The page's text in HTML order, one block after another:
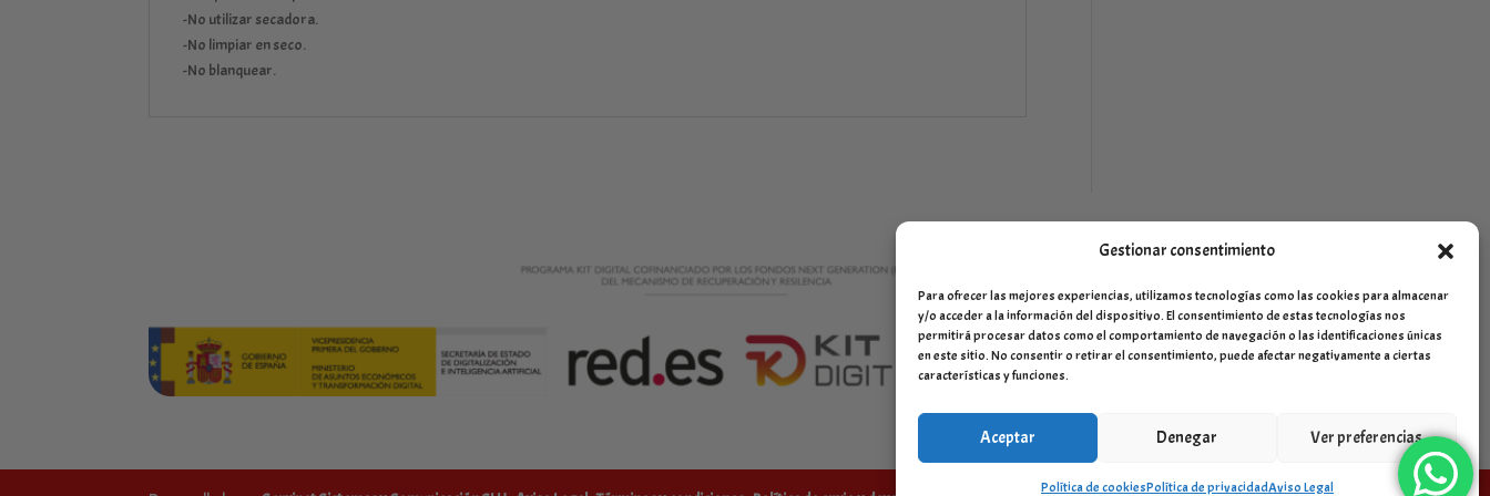
Gestionar consentimiento
Para ofrecer las mejores experiencias, utilizamos tecnologías como las cookies para almacenar
y/o acceder a la información del dispositivo. El consentimiento de estas tecnologías nos
permitirá procesar datos como el comportamiento de navegación o las identificaciones únicas
en este sitio. No consentir o retirar el consentimiento, puede afectar negativamente a ciertas
características y funciones.
Aceptar Denegar Ver preferencias
Política de cookiesPolítica de privacidadAviso Legal
-No utilizar secadora.
-No limpiar en seco.
-No blanquear.